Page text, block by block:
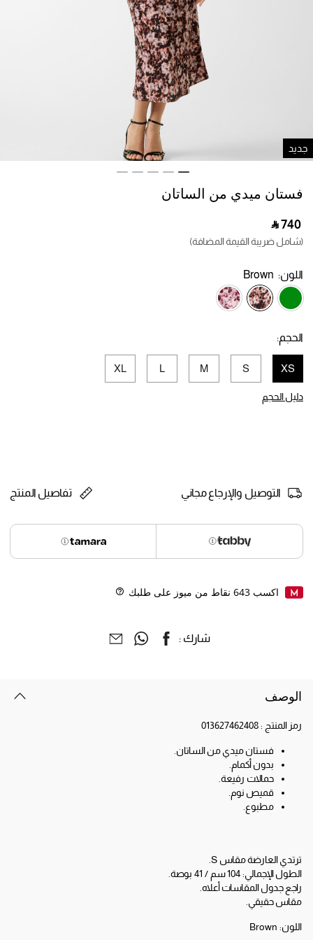
فستان ميدي من الساتان
‎ ⃁ ⁦740⁩ ‎
(شامل ضريبة القيمة المضافة)
اللون:Brown
الحجم:
XS
selected
M
XL
دليل الحجم
التوصيل والإرجاع مجاني تفاصيل المنتج
اكسب643نقاط من ميوز على طلبك
شارك :
الوصف
رمز المنتج : 013627462408
فستان ميدي من الساتان.
بدون أكمام.
حمالات رفيعة.
قميص نوم.
مطبوع.
ترتدي العارضة مقاس S.
الطول الإجمالي: 104 سم / 41 بوصة.
راجع جدول المقاسات أعلاه.
مقاس حقيقي.
اللون:Brown